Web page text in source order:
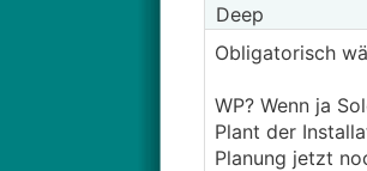
Deep
Obligatorisch
WP? Wenn ja
Plant der
Planung jetzt